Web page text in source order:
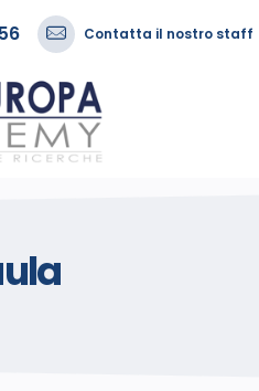
Contatta il nostro staff